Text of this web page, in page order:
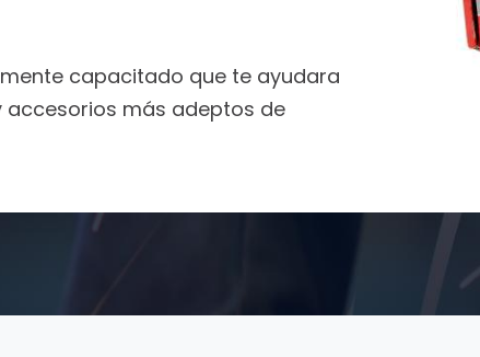
capacitado que te ayudara
accesorios más adeptos de